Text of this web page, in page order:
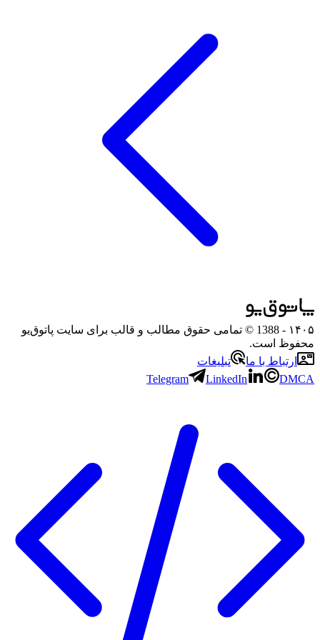
۱۴۰۵
- 1388 © تمامی حقوق مطالب و قالب برای سایت پاتوق‌یو
محفوظ است.
ارتباط با ما
تبلیغات
Telegram
LinkedIn DMCA